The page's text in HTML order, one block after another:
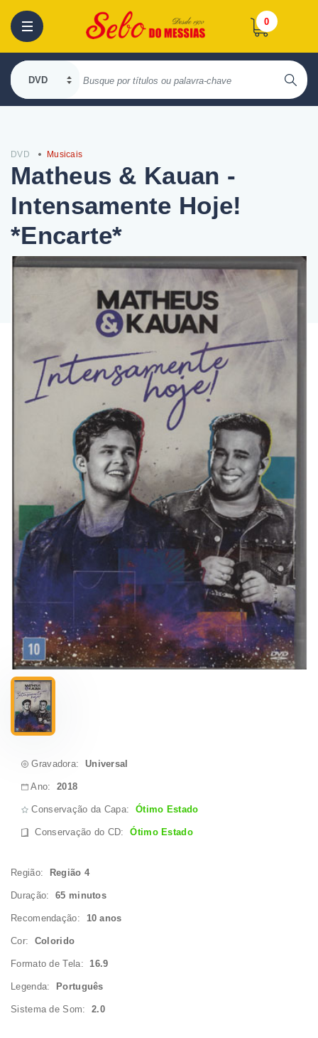
0
DVD Musicais
Matheus & Kauan -
Intensamente Hoje!
*Encarte*
Gravadora: Universal
Ano:2018
Conservação da Capa: Ótimo Estado
Conservação do CD:Ótimo Estado
Região: Região 4
Duração: 65 minutos
Recomendação: 10 anos
Cor: Colorido
Formato de Tela: 16.9
Legenda: Português
Sistema de Som:2.0